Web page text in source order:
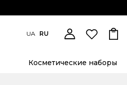
UA RU
Косметические наборы